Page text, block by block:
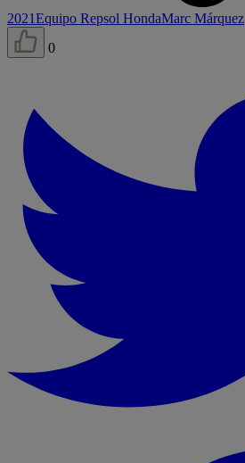
2021Equipo Repsol HondaMarc Márquez
0